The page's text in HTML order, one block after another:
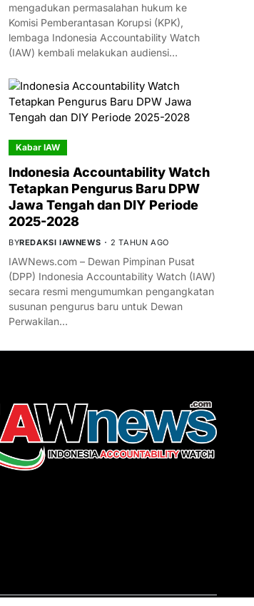
mengadukan permasalahan hukum ke
Komisi Pemberantasan Korupsi (KPK),
lembaga Indonesia Accountability Watch
(IAW) kembali melakukan audiensi…
Kabar IAW
Indonesia Accountability Watch
Tetapkan Pengurus Baru DPW
Jawa Tengah dan DIY Periode
2025-2028
BYREDAKSI IAWNEWS 2 TAHUN AGO
IAWNews.com – Dewan Pimpinan Pusat
(DPP) Indonesia Accountability Watch (IAW)
secara resmi mengumumkan pengangkatan
susunan pengurus baru untuk Dewan
Perwakilan…